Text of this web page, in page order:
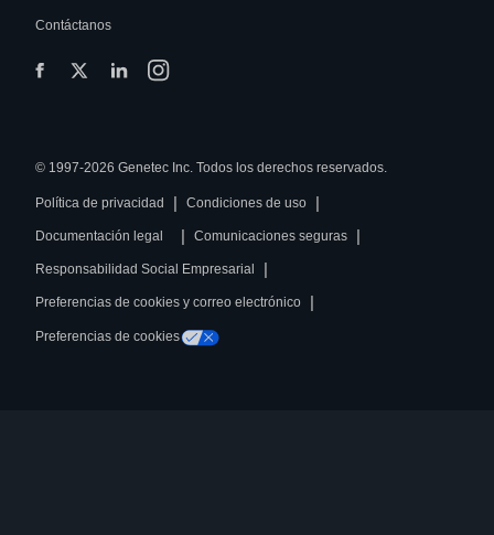
Contáctanos
© 1997-2026 Genetec Inc. Todos los derechos reservados.
Política de privacidad | Condiciones de uso |
Documentación legal | Comunicaciones seguras |
Responsabilidad Social Empresarial |
Preferencias de cookies y correo electrónico |
Preferencias de cookies